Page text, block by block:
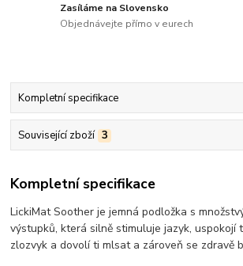
Zasíláme na Slovensko
Objednávejte přímo v eurech
Kompletní specifikace
Související zboží 3
Kompletní specifikace
LickiMat Soother je jemná podložka s
výstupků, která silně stimuluje jazyk, uspokojí
zlozvyk a dovolí ti mlsat a zároveň se zdravě